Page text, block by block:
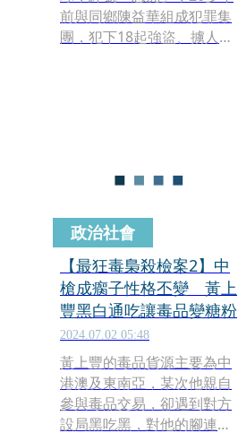
前與同鄉陳益華組成犯罪集
團，犯下18起強盜、擄人重
大亨楊登魁，各勒索1億及5
公安，遭到逮捕，天天被刑
求，生不如死，後來才遣返
回台。薛球最終遭判無期徒
刑，5年前死在獄中，享年53
歲。
政治社會
【最狂毒梟殺檢案2】中
槍成瘸子性格丕變 黃上
豐黑白通吃讓毒品變糖粉
2024.07.02 05:48
黃上豐的毒品貨源主要為中
港澳及東南亞，某次他親自
參與毒品交易，卻遇到對方
設局黑吃黑，對他的腳連開2